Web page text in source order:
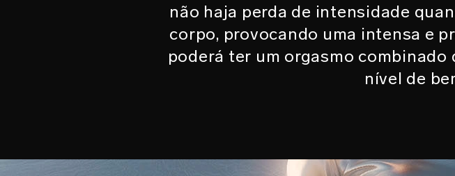
não haja perda de intensidade
corpo, provocando uma intensa e
poderá ter um orgasmo
nível de